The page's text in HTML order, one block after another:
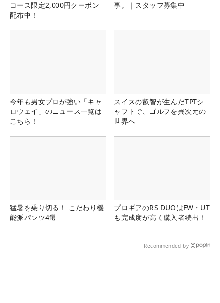
コース限定2,000円クーポン
配布中！
事。｜スタッフ募集中
今年も男女プロが強い「キャ
ロウェイ」のニュース一覧は
こちら！
スイスの叡智が生んだTPTシ
ャフトで、ゴルフを異次元の
世界へ
猛暑を乗り切る！ こだわり機
能派パンツ4選
プロギアのRS DUOはFW・UT
も完成度が高く購入者続出！
Recommended by